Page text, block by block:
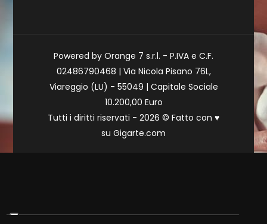
Powered by Orange 7 s.r.l. - P.IVA e C.F.
02486790468 | Via Nicola Pisano 76L,
Viareggio (LU) - 55049 | Capitale Sociale
10.200,00 Euro
Tutti i diritti riservati - 2026 © Fatto con ♥
su Gigarte.com